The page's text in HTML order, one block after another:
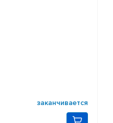
заканчивается